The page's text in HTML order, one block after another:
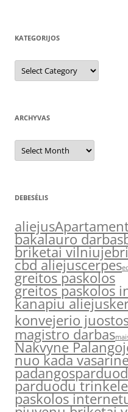
KATEGORIJOS
Kategorijos
ARCHYVAS
Archyvas
DEBESĖLIS
aliejus
bakalauro darbas
briketai vilniuje
cbd aliejuscerpes
greitos paskolos
greitos paskolos
kanapiu aliejus
konvejerio
magistro darbas
Nakvyne
nuo kada
padangos
parduodu
paskolos